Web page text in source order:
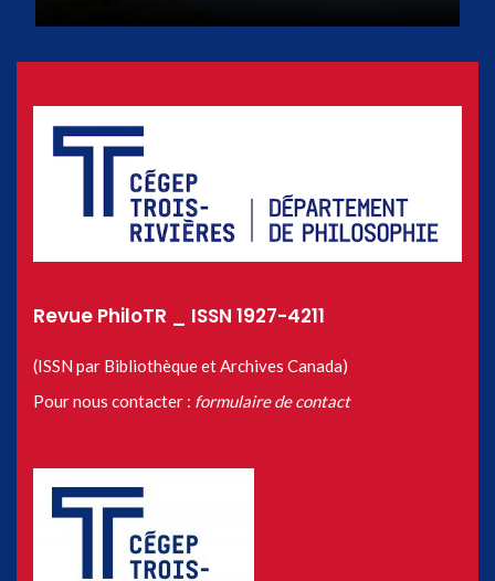
Revue PhiloTR _ ISSN 1927-4211
(ISSN par Bibliothèque et Archives Canada)
Pour nous contacter : formulaire de contact